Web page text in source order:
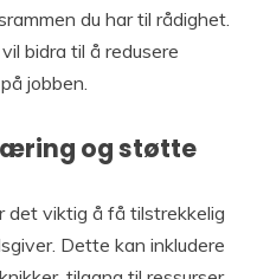
du har til rådighet.
bidra til å redusere
jobben.
og støtte
det viktig å få tilstrekkelig
Dette kan inkludere